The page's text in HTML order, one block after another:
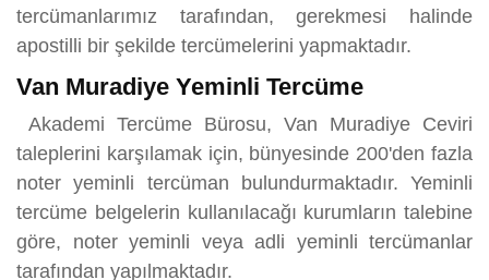
tercümanlarımız tarafından, gerekmesi halinde
apostilli bir şekilde tercümelerini yapmaktadır.
Van Muradiye Yeminli Tercüme
Akademi Tercüme Bürosu, Van Muradiye Ceviri
taleplerini karşılamak için, bünyesinde 200'den fazla
noter yeminli tercüman bulundurmaktadır. Yeminli
tercüme belgelerin kullanılacağı kurumların talebine
göre, noter yeminli veya adli yeminli tercümanlar
tarafından yapılmaktadır.